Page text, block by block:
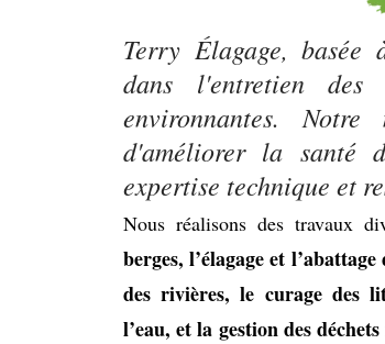
Terry Élagage, basée
dans l'entretien des
environnantes.
d'améliorer la santé
expertise technique et
Nous réalisons des travaux
berges, l’élagage et
des rivières, le curage des
l’eau, et la gestion des